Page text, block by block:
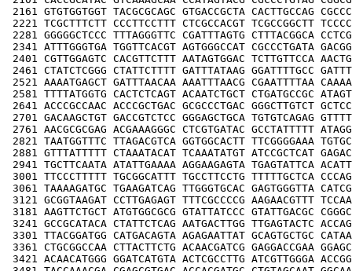
2161 GTGTGGTGGT TACGCGCAGC GTGACCGCTA CACTTGCCAG
2221 TCGCTTTCTT CCCTTCCTTT CTCGCCACGT TCGCCGGCTT
2281 GGGGGCTCCC TTTAGGGTTC CGATTTAGTG CTTTACGGCA
2341 ATTTGGGTGA TGGTTCACGT AGTGGGCCAT CGCCCTGATA
2401 CGTTGGAGTC CACGTTCTTT AATAGTGGAC TCTTGTTCCA
2461 CTATCTCGGG CTATTCTTTT GATTTATAAG GGATTTTGCC
2521 AAAATGAGCT GATTTAACAA AAATTTAACG CGAATTTTAA
2581 TTTTATGGTG CACTCTCAGT ACAATCTGCT CTGATGCCGC
2641 ACCCGCCAAC ACCCGCTGAC GCGCCCTGAC GGGCTTGTCT
2701 GACAAGCTGT GACCGTCTCC GGGAGCTGCA TGTGTCAGAG
2761 AACGCGCGAG ACGAAAGGGC CTCGTGATAC GCCTATTTTT
2821 TAATGGTTTC TTAGACGTCA GGTGGCACTT TTCGGGGAAA
2881 GTTTATTTTT CTAAATACAT TCAAATATGT ATCCGCTCAT
2941 TGCTTCAATA ATATTGAAAA AGGAAGAGTA TGAGTATTCA
3001 TTCCCTTTTT TGCGGCATTT TGCCTTCCTG TTTTTGCTCA
3061 TAAAAGATGC TGAAGATCAG TTGGGTGCAC GAGTGGGTTA
3121 GCGGTAAGAT CCTTGAGAGT TTTCGCCCCG AAGAACGTTT
3181 AAGTTCTGCT ATGTGGCGCG GTATTATCCC GTATTGACGC
3241 GCCGCATACA CTATTCTCAG AATGACTTGG TTGAGTACTC
3301 TTACGGATGG CATGACAGTA AGAGAATTAT GCAGTGCTGC
3361 CTGCGGCCAA CTTACTTCTG ACAACGATCG GAGGACCGAA
3421 ACAACATGGG GGATCATGTA ACTCGCCTTG ATCGTTGGGA